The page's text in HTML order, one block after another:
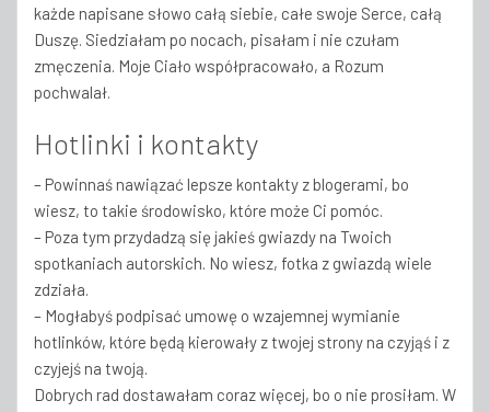
każde napisane słowo całą siebie, całe swoje Serce, całą
Duszę. Siedziałam po nocach, pisałam i nie czułam
zmęczenia. Moje Ciało współpracowało, a Rozum
pochwalał.
Hotlinki i kontakty
– Powinnaś nawiązać lepsze kontakty z blogerami, bo
wiesz, to takie środowisko, które może Ci pomóc.
– Poza tym przydadzą się jakieś gwiazdy na Twoich
spotkaniach autorskich. No wiesz, fotka z gwiazdą wiele
zdziała.
– Mogłabyś podpisać umowę o wzajemnej wymianie
hotlinków, które będą kierowały z twojej strony na czyjąś i z
czyjejś na twoją.
Dobrych rad dostawałam coraz więcej, bo o nie prosiłam. W